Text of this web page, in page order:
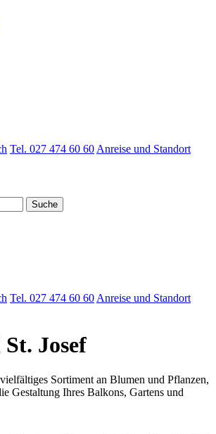
Tel. 027 474 60 60 Anreise und Standort
Tel. 027 474 60 60 Anreise und Standort
Josef
Sortiment an Blumen und Pflanzen,
Gestaltung Ihres Balkons, Gartens und